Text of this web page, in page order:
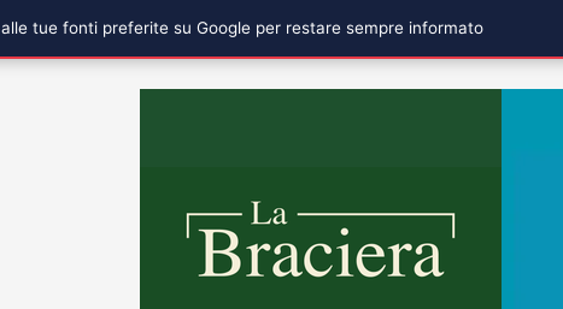
alle tue fonti preferite su Google per restare sempre informato